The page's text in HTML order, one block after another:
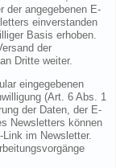
der angegebenen E-
einverstanden
Basis erhoben.
der
Dritte weiter.
eingegebenen
(Art. 6 Abs. 1
der Daten, der E-
Newsletters können
im Newsletter.